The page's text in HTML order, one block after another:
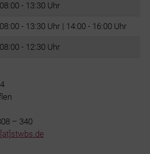
08:00 - 13:30 Uhr
08:00 - 13:30 Uhr | 14:00 - 16:00 Uhr
08:00 - 12:30 Uhr
– 340